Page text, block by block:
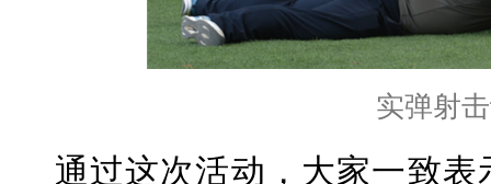
实弹射
通过这次活动，大家一致